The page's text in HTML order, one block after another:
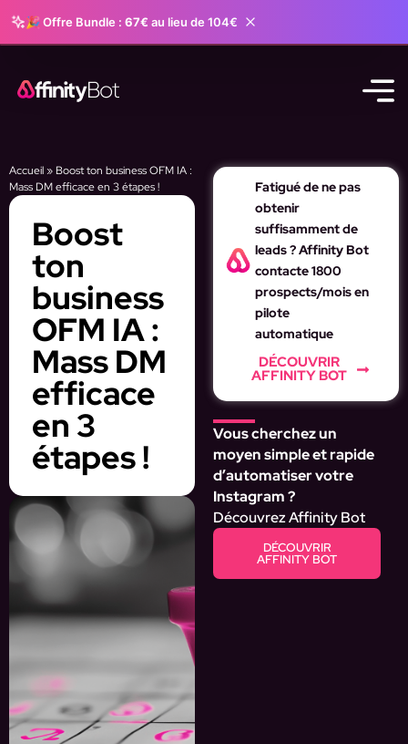
🎉 Offre Bundle : 67€ au lieu de 104€
Accueil» Boost ton business OFM IA :
Mass DM efficace en 3 étapes !
Boost
ton
business
OFM IA :
Mass DM
efficace
en 3
étapes !
Fatigué de ne pas
obtenir
suffisamment de
leads ? Affinity Bot
contacte 1800
prospects/mois en
pilote
automatique
DÉCOUVRIR
AFFINITY BOT
Vous cherchez un
moyen simple et rapide
d’automatiser votre
Instagram ?
Découvrez Affinity Bot
DÉCOUVRIR
AFFINITY BOT